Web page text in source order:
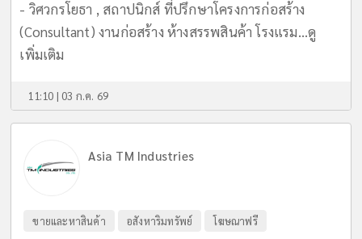
- วิศวกรโยธา , สถาปนิกส์ ที่ปรึกษาโครงการก่อสร้าง
(Consultant) งานก่อสร้าง ห้างสรรพสินค้า โรงแรม...ดู
เพิ่มเติม
11:10 | 03 ก.ค. 69
Asia TM Industries
ขายและหาสินค้า อสังหาริมทรัพย์ โฆษณาฟรี